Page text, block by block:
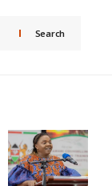
Search